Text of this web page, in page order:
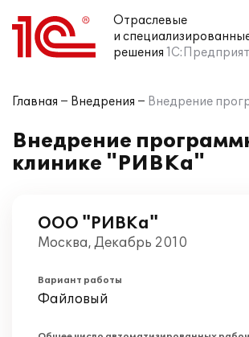
Отраслевые
и
решения
Главная Внедрения Внедрение
Внедрение
клинике "РИВКа"
ООО "РИВКа"
Москва, Декабрь 2010
Вариант работы
Файловый